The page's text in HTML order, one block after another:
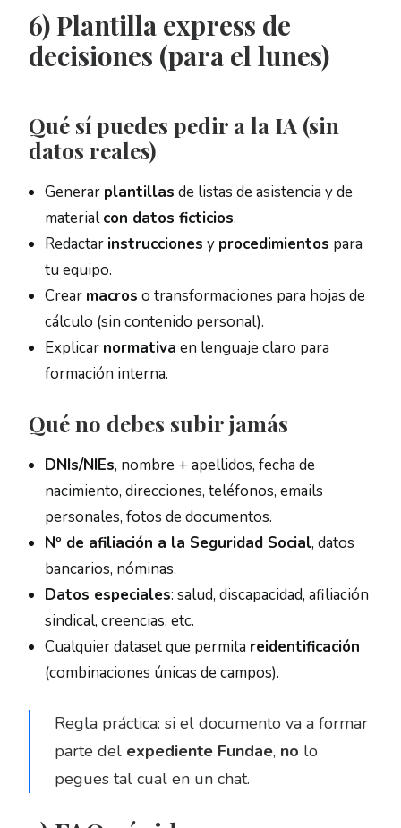
6) Plantilla express de
decisiones (para el lunes)
Qué sípuedes pedir a la IA (sin
datos reales)
Generar plantillas de listas de asistencia y de
materialcon datos ficticios.
Redactar instrucciones y procedimientos para
tu equipo.
Crear macros o transformaciones para hojas de
cálculo (sin contenido personal).
Explicar normativa en lenguaje claro para
formación interna.
Quéno debes subir jamás
DNIs/NIEs, nombre + apellidos, fecha de
nacimiento, direcciones, teléfonos, emails
personales, fotos de documentos.
Nº de afiliación a la Seguridad Social, datos
bancarios, nóminas.
Datos especiales: salud, discapacidad, afiliación
sindical, creencias, etc.
Cualquier dataset que permita reidentificación
(combinaciones únicas de campos).
Regla práctica: si el documento va a formar
parte del expediente Fundae, no lo
pegues tal cual en un chat.